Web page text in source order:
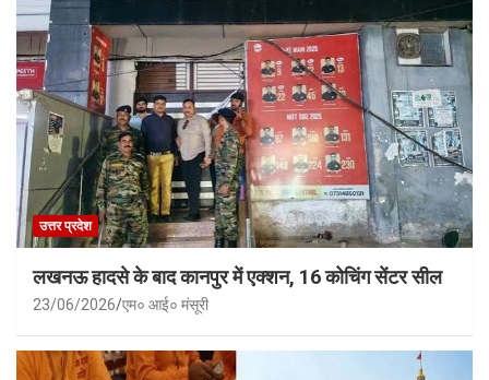
उत्तर प्रदेश
लखनऊ हादसे के बाद कानपुर में एक्शन, 16 कोचिंग सेंटर सील
23/06/2026 एम० आई० मंसूरी